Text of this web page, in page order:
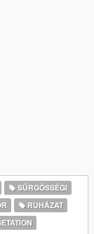
SŰRGŐSSÉGI
RUHÁZAT